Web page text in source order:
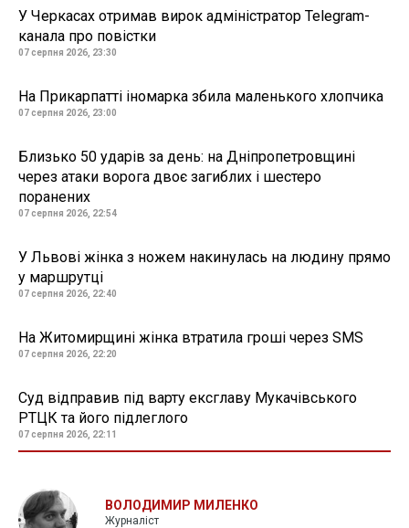
У Черкасах отримав вирок адміністратор Telegram-
канала про повістки
07 серпня 2026, 23:30
На Прикарпатті іномарка збила маленького хлопчика
07 серпня 2026, 23:00
Близько 50 ударів за день: на Дніпропетровщині
через атаки ворога двоє загиблих і шестеро
поранених
07 серпня 2026, 22:54
У Львові жінка з ножем накинулась на людину прямо
у маршрутці
07 серпня 2026, 22:40
На Житомирщині жінка втратила гроші через SMS
07 серпня 2026, 22:20
Суд відправив під варту ексглаву Мукачівського
РТЦК та його підлеглого
07 серпня 2026, 22:11
ВОЛОДИМИР МИЛЕНКО
Журналіст